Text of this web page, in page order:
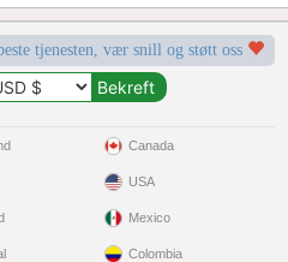
tjenesten, vær snill og støtt oss
Canada
USA
Mexico
Colombia